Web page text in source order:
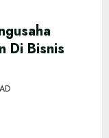
Di Bisnis